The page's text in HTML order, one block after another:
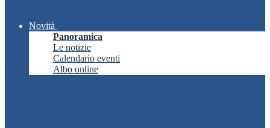
Novità
Panoramica
Le notizie
Calendario eventi
Albo online